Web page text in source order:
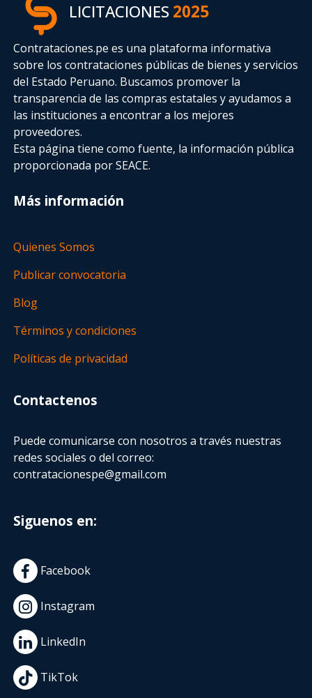
LICITACIONES2025
Contrataciones.pe es una plataforma informativa
sobre los contrataciones públicas de bienes y servicios
del Estado Peruano. Buscamos promover la
transparencia de las compras estatalesy ayudamos a
las instituciones a encontrar a los mejores
proveedores.
Esta página tiene como fuente, la información pública
proporcionada por SEACE.
Más información
Quienes Somos
Publicar convocatoria
Blog
Términos y condiciones
Políticas de privacidad
Contactenos
Puede comunicarse con nosotros a través nuestras
redes sociales o del correo:
contratacionespe@gmail.com
Siguenos en:
Facebook
Instagram
LinkedIn
TikTok